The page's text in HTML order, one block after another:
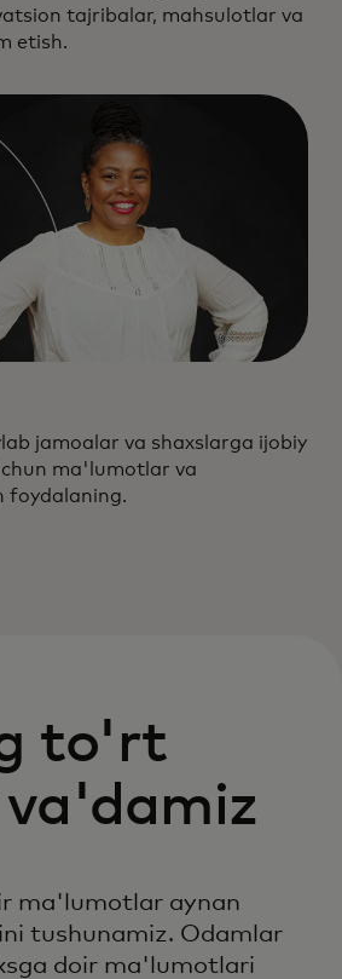
tajribalar, mahsulotlar va
etish.
jamoalar va shaxslarga ijobiy
ma'lumotlar va
foydalaning.
to'rt
va'damiz
ma'lumotlar aynan
tushunamiz. Odamlar
doir ma'lumotlari